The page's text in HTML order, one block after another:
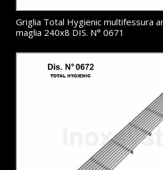
Griglia Total Hygienic multifessura
maglia 240x8 DIS. N° 0671